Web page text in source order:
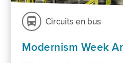
Circuits en bus
Modernism Week